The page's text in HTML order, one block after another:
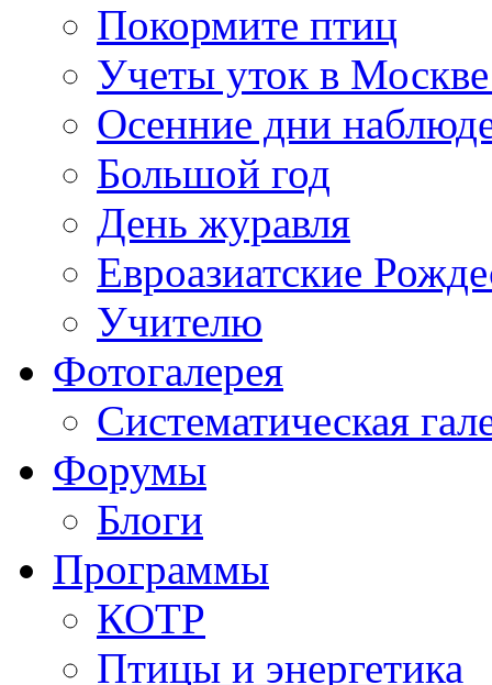
Покормите птиц
Учеты уток в
Осенние дни
Большой год
День журавля
Евроазиатские
Учителю
Фотогалерея
Систематическая
Форумы
Блоги
Программы
КОТР
Птицы и энергетика